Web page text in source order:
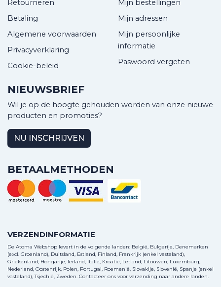
Retourneren
Betaling
Algemene voorwaarden
Privacyverklaring
Cookie-beleid
Mijn bestellingen
Mijn adressen
Mijn persoonlijke
informatie
Paswoord vergeten
NIEUWSBRIEF
Wil je op de hoogte gehouden worden van onze nieuwe
producten en promoties?
NU INSCHRIJVEN
BETAALMETHODEN
VERZENDINFORMATIE
De Atoma Webshop levert in de volgende landen: België, Bulgarije, Denemarken
(excl. Groenland), Duitsland, Estland, Finland, Frankrijk (enkel vasteland),
Griekenland, Hongarije, Ierland, Italië, Kroatië, Letland, Litouwen, Luxemburg,
Nederland, Oostenrijk, Polen, Portugal, Roemenië, Slovakije, Slovenië, Spanje (enkel
vasteland), Tsjechië, Zweden. Contacteer ons voor verzending naar andere landen.